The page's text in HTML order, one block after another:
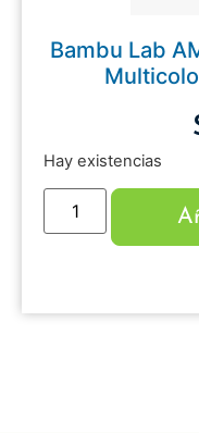
Bambu Lab
Hay existencias